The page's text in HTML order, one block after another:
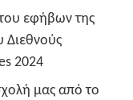
εφήβων της
Διεθνούς
2024
μας από το